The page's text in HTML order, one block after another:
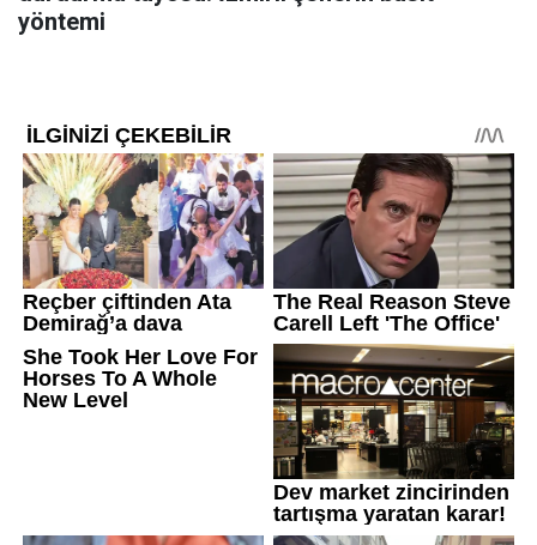
yöntemi